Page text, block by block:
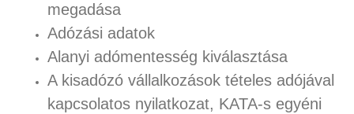
megadása
Adózási adatok
Alanyi adómentesség kiválasztása
A kisadózó vállalkozások tételes adójával
kapcsolatos nyilatkozat, KATA-s egyéni